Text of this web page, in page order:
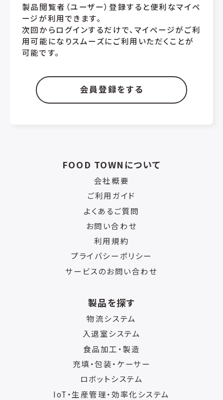
製品閲覧者（ユーザー）登録すると便利なマイペ
ージが利用できます。
次回からログインするだけで、マイページがご利
用可能になりスムーズにご利用いただくことが
可能です。
会員登録をする
FOOD TOWNについて
会社概要
ご利用ガイド
よくあるご質問
お問い合わせ
利用規約
プライバシーポリシー
サービスのお問い合わせ
製品を探す
物流システム
入退室システム
食品加工・製造
充填・包装・ケーサー
ロボットシステム
IoT・生産管理・効率化システム